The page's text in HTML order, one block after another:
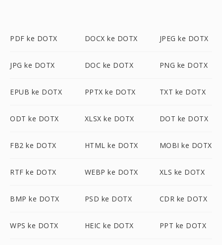
PDF ke DOTX DOCX ke DOTX JPEG ke DOTX
JPG ke DOTX DOC ke DOTX PNG ke DOTX
EPUB ke DOTX PPTX ke DOTX TXT ke DOTX
ODT ke DOTX XLSX ke DOTX DOT ke DOTX
FB2 ke DOTX HTML ke DOTX MOBI ke DOTX
RTF ke DOTX WEBP ke DOTX XLS ke DOTX
BMP ke DOTX PSD ke DOTX CDR ke DOTX
WPS ke DOTX HEIC ke DOTX PPT ke DOTX